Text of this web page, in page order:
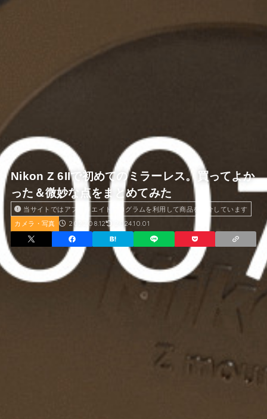
Nikon Z 6IIで初めてのミラーレス。買ってよか
った＆微妙な点をまとめてみた
当サイトではアフィリエイトプログラムを利用して商品を紹介しています
カメラ・写真 2022.08.12 2024.10.01